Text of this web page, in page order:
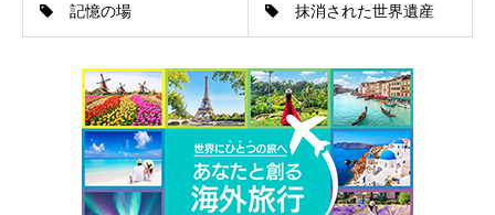
記憶の場 抹消された世界遺産